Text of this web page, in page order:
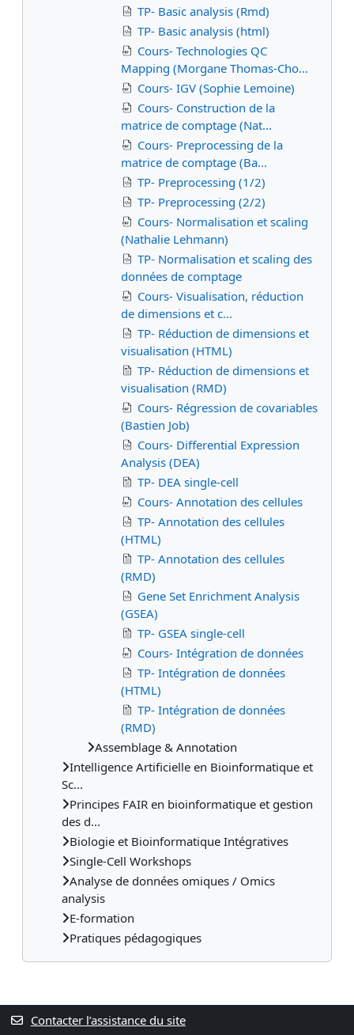
TP- Basic analysis (Rmd)
TP- Basic analysis (html)
Cours- Technologies QC
Mapping (Morgane Thomas-Cho...
Cours- IGV (Sophie Lemoine)
Cours- Construction de la
matrice de comptage (Nat...
Cours- Preprocessing de la
matrice de comptage (Ba...
TP- Preprocessing (1/2)
TP- Preprocessing (2/2)
Cours- Normalisation et scaling
(Nathalie Lehmann)
TP- Normalisation et scaling des
données de comptage
Cours- Visualisation, réduction
de dimensions et c...
TP- Réduction de dimensions et
visualisation (HTML)
TP- Réduction de dimensions et
visualisation (RMD)
Cours- Régression de covariables
(Bastien Job)
Cours- Differential Expression
Analysis (DEA)
TP- DEA single-cell
Cours- Annotation des cellules
TP- Annotation des cellules
(HTML)
TP- Annotation des cellules
(RMD)
Gene Set Enrichment Analysis
(GSEA)
TP- GSEA single-cell
Cours- Intégration de données
TP- Intégration de données
(HTML)
TP- Intégration de données
(RMD)
Assemblage & Annotation
Intelligence Artificielle en Bioinformatique et
Sc...
Principes FAIR en bioinformatique et gestion
des d...
Biologie et Bioinformatique Intégratives
Single-Cell Workshops
Analyse de données omiques / Omics
analysis
E-formation
Pratiques pédagogiques
Contacter l’assistance du site